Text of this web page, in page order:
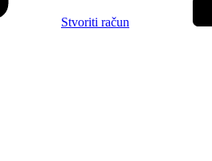
Stvoriti račun